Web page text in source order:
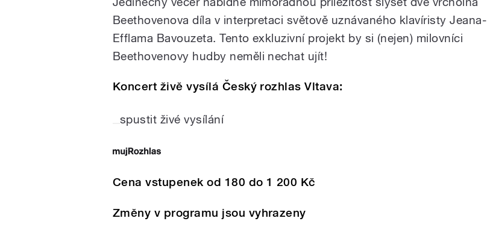
Beethovenova díla v interpretaci světově uznávaného klavíristy Jeana-
Efflama Bavouzeta. Tento exkluzivní projekt by si (nejen) milovníci
Beethovenovy hudby neměli nechat ujít!
Koncert živě vysílá Český rozhlas Vltava:
spustit živé vysílání
Cena vstupenek od 180 do 1 200 Kč
Změny v programu jsou vyhrazeny